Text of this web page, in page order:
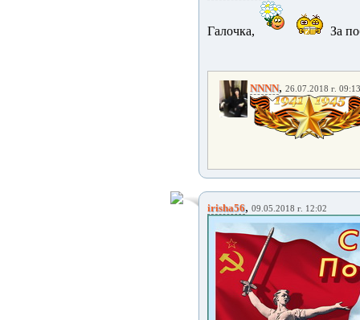
Галочка, За
NNNN, 26.07.2018 г. 09:13
irisha56, 09.05.2018 г. 12:02